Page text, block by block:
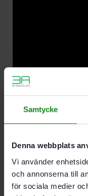
Samtycke
Denna webbplats
Vi använder
och annonserna till
för sociala medier
Beskrivning
Egenskaper
För RG 130.